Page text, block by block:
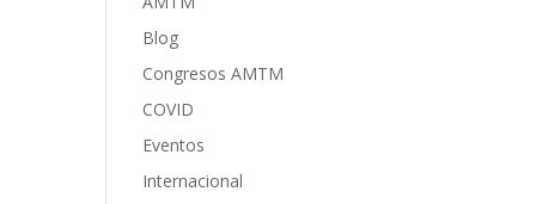
Blog
Congresos AMTM
COVID
Eventos
Internacional